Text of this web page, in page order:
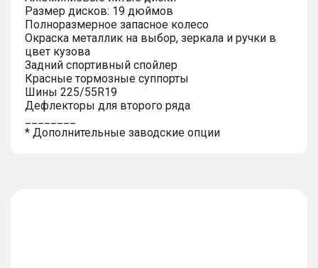
Размер дисков: 19 дюймов
Полноразмерное запасное колесо
Окраска металлик на выбор, зеркала и ручки в
цвет кузова
Задний спортивный спойлер
Красные тормозные суппорты
Шины 225/55R19
Дефлекторы для второго ряда
* Дополнительные заводские опции